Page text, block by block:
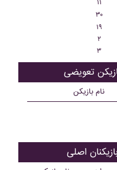
۱۱
۳۰
۱۹
۲
۳
نام بازیکن